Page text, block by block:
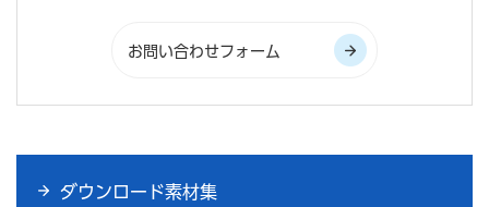
ダウンロード素材集